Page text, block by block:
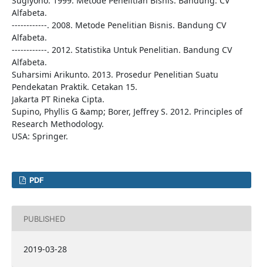
Alfabeta.
------------. 2008. Metode Penelitian Bisnis. Bandung CV
Alfabeta.
------------. 2012. Statistika Untuk Penelitian. Bandung CV
Alfabeta.
Suharsimi Arikunto. 2013. Prosedur Penelitian Suatu
Pendekatan Praktik. Cetakan 15.
Jakarta PT Rineka Cipta.
Supino, Phyllis G &amp; Borer, Jeffrey S. 2012. Principles of
Research Methodology.
USA: Springer.
PDF
PUBLISHED
2019-03-28